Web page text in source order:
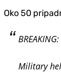
Oko 50
BREAKING:
Military